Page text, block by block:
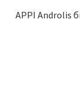
APPI Androlis